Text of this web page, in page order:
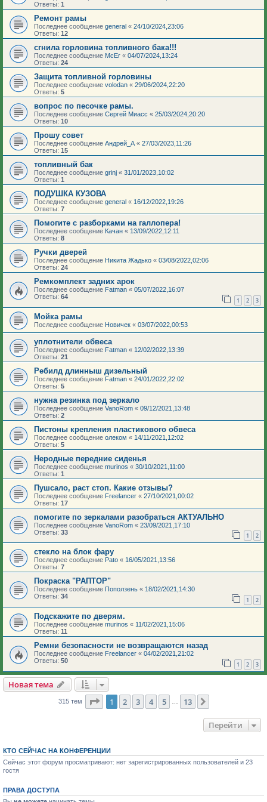
Ответы: 1
Ремонт рамы
Последнее сообщение general « 24/10/2024,23:06
Ответы: 12
сгнила горловина топливного бака!!!
Последнее сообщение McEr « 04/07/2024,13:24
Ответы: 24
Защита топливной горловины
Последнее сообщение volodan « 29/06/2024,22:20
Ответы: 5
вопрос по песочке рамы.
Последнее сообщение Сергей Миасс « 25/03/2024,20:20
Ответы: 10
Прошу совет
Последнее сообщение Андрей_А « 27/03/2023,11:26
Ответы: 15
топливный бак
Последнее сообщение grinj « 31/01/2023,10:02
Ответы: 1
ПОДУШКА КУЗОВА
Последнее сообщение general « 16/12/2022,19:26
Ответы: 7
Помогите с разборками на галлопера!
Последнее сообщение Качан « 13/09/2022,12:11
Ответы: 8
Ручки дверей
Последнее сообщение Никита Жадько « 03/08/2022,02:06
Ответы: 24
Ремкомплект задних арок
Последнее сообщение Fatman « 05/07/2022,16:07
Ответы: 64 1 2 3
Мойка рамы
Последнее сообщение Новичек « 03/07/2022,00:53
уплотнители обвеса
Последнее сообщение Fatman « 12/02/2022,13:39
Ответы: 21
Ребилд длинныш дизельный
Последнее сообщение Fatman « 24/01/2022,22:02
Ответы: 5
нужна резинка под зеркало
Последнее сообщение VanoRom « 09/12/2021,13:48
Ответы: 2
Пистоны крепления пластикового обвеса
Последнее сообщение олеком « 14/11/2021,12:02
Ответы: 5
Неродные передние сиденья
Последнее сообщение murinos « 30/10/2021,11:00
Ответы: 1
Пушсало, раст стоп. Какие отзывы?
Последнее сообщение Freelancer « 27/10/2021,00:02
Ответы: 17
помогите по зеркалами разобраться АКТУАЛЬНО
Последнее сообщение VanoRom « 23/09/2021,17:10
Ответы: 33 1 2
стекло на блок фару
Последнее сообщение Pato « 16/05/2021,13:56
Ответы: 7
Покраска "РАПТОР"
Последнее сообщение Поползень « 18/02/2021,14:30
Ответы: 34 1 2
Подскажите по дверям.
Последнее сообщение murinos « 11/02/2021,15:06
Ответы: 11
Ремни безопасности не возвращаются назад
Последнее сообщение Freelancer « 04/02/2021,21:02
Ответы: 50 1 2 3
Новая тема
315 тем Страница из 13
1 2 3 4 5 13
Перейти
КТО СЕЙЧАС НА КОНФЕРЕНЦИИ
Сейчас этот форум просматривают: нет зарегистрированных пользователей и 23
гостя
ПРАВА ДОСТУПА